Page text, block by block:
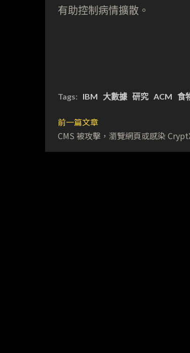
有助控制病情擴散。
Tags: IBM 大數據 研究 ACM 食
前一篇文章
CMS 被攻擊，瀏覽網頁或感染